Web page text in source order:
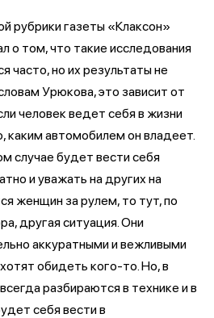
рубрики газеты «Клаксон»
о том, что такие исследования
часто, но их результаты не
Урюкова, это зависит от
человек ведет себя в жизни
каким автомобилем он владеет.
случае будет вести себя
и уважать на других на
женщин за рулем, то тут, по
другая ситуация. Они
аккуратными и вежливыми
обидеть кого-то. Но, в
разбираются в технике и в
себя вести в